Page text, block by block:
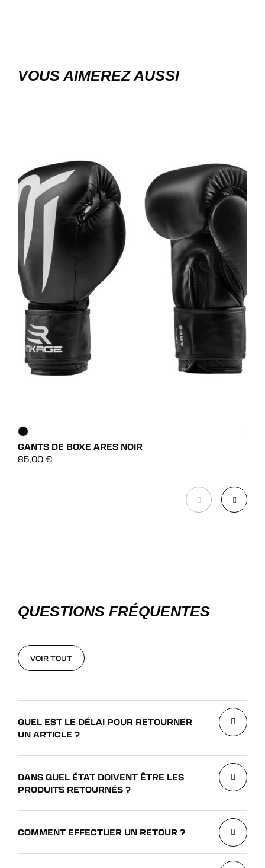
VOUS AIMEREZ AUSSI
GANTS DE BOXE ARES NOIR
85,00 €
QUESTIONS FRÉQUENTES
VOIR TOUT
QUEL EST LE DÉLAI POUR RETOURNER
UN ARTICLE ?
DANS QUEL ÉTAT DOIVENT ÊTRE LES
PRODUITS RETOURNÉS ?
COMMENT EFFECTUER UN RETOUR ?